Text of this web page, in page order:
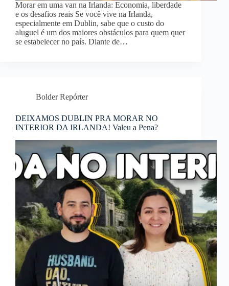
Morar em uma van na Irlanda: Economia, liberdade
e os desafios reais Se você vive na Irlanda,
especialmente em Dublin, sabe que o custo do
aluguel é um dos maiores obstáculos para quem quer
se estabelecer no país. Diante de…
Bolder Repórter
DEIXAMOS DUBLIN PRA MORAR NO
INTERIOR DA IRLANDA! Valeu a Pena?